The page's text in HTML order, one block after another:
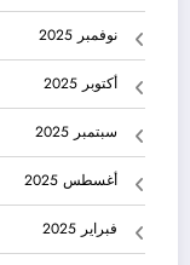
نوفمبر 2025
أكتوبر 2025
سبتمبر 2025
أغسطس 2025
فبراير 2025